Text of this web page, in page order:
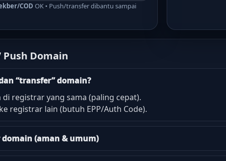
COD OK • Push/transfer dibantu sampai
Domain
“transfer” domain?
registrar yang sama (paling cepat).
registrar lain (butuh EPP/Auth Code).
(aman & umum)